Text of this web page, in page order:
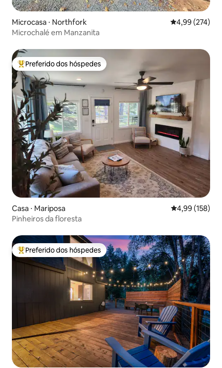
Microcasa ⋅ Northfork 4,99 de uma
4,99 (274)
Microchalé em Manzanita
Entre os melhores preferidos dos hóspedes
Preferido dos hóspedes
Casa ⋅ Mariposa 4,99 de uma
4,99 (158)
Pinheiros da floresta
Entre os melhores preferidos dos hóspedes
Preferido dos hóspedes